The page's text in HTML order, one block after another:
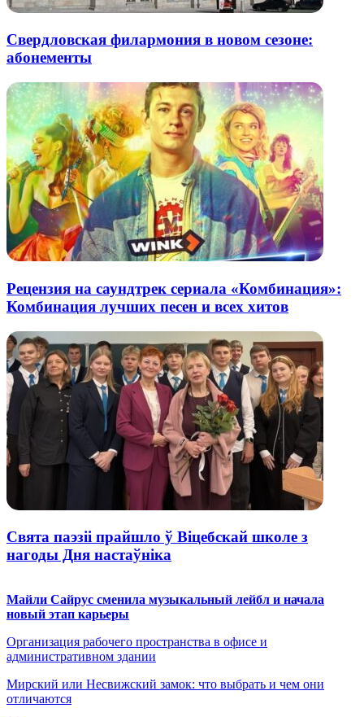
Свердловская филармония в новом сезоне:
абонементы
Рецензия на саундтрек сериала «Комбинация»:
Комбинация лучших песен и всех хитов
Свята паэзіі прайшло ў Віцебскай школе з
нагоды Дня настаўніка
Майли Сайрус сменила музыкальный лейбл и начала
новый этап карьеры
Организация рабочего пространства в офисе и
административном здании
Мирский или Несвижский замок: что выбрать и чем они
отличаются